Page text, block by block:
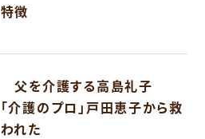
特徴
父を介護する高島礼子
「介護のプロ」戸田恵子から救
われた